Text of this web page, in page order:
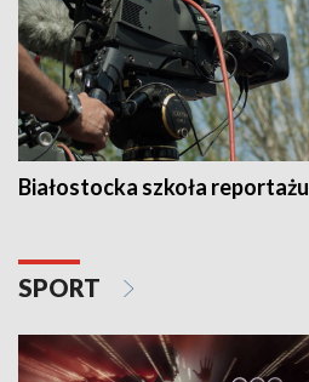
Białostocka szkoła reportażu
SPORT